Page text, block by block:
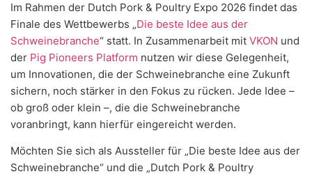
Im Rahmen der Dutch Pork & Poultry Expo 2026 findet das
Finale des Wettbewerbs „Die beste Idee aus der
Schweinebranche“ statt. In Zusammenarbeit mit VKON und
der Pig Pioneers Platform nutzen wir diese Gelegenheit,
um Innovationen, die der Schweinebranche eine Zukunft
sichern, noch stärker in den Fokus zu rücken. Jede Idee –
ob groß oder klein –, die die Schweinebranche
voranbringt, kann hierfür eingereicht werden.
Möchten Sie sich als Aussteller für „Die beste Idee aus der
Schweinebranche“ und die „Dutch Pork & Poultry